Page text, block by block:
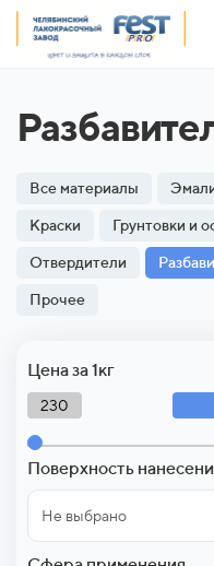
Все материалы
Краски Грунтовки и
Отвердители
Прочее
Цена за 1кг
230
Поверхность
Не выбрано